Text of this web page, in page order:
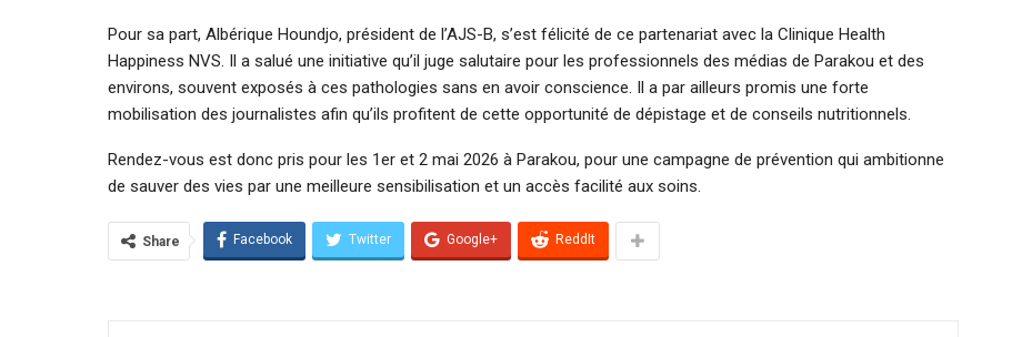
Pour sa part, Albérique Houndjo, président de l’AJS-B, s’est félicité de ce partenariat avec la Clinique Health
Happiness NVS. Il a salué une initiative qu’il juge salutaire pour les professionnels des médias de Parakou et des
environs, souvent exposés à ces pathologies sans en avoir conscience. Il a par ailleurs promis une forte
mobilisation des journalistes afin qu’ils profitent de cette opportunité de dépistage et de conseils nutritionnels.
Rendez-vous est donc pris pour les 1er et 2 mai 2026 à Parakou, pour une campagne de prévention qui ambitionne
de sauver des vies par une meilleure sensibilisation et un accès facilité aux soins.
Share Facebook Twitter Google+ ReddIt